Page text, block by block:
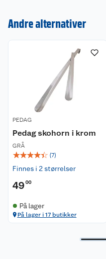
Andre alternativer
PEDAG
Pedag skohorn i krom
GRÅ
☆☆☆☆☆ (7)
Finnes i 2 størrelser
4900
På lager
På lager i 17 butikker
Om oss
Våre butikker
Våre merkevarer
Ledige stillinger
Bærekraft
Kontakt oss
Angre- og returrett
Reklamasjon og garanti
Ofte stilte spørsmål
Leveringsalternativer
Pakkesporing
Kjøpsvilkår
Åpent kjøp
Coop medlem
Klikk og hent
Festdrakter til hele familien
Hagemøbler og utemøbler